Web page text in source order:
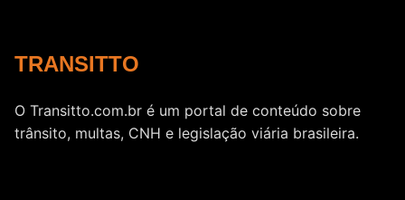
TRANSITTO
O Transitto.com.br é um portal de conteúdo sobre
trânsito, multas, CNH e legislação viária brasileira.